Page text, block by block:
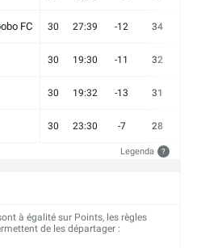
FC 30 27:39 -12 34
30 19:30 -11 32
30 19:32 -13 31
30 23:30 -7 28
Legenda ?
à égalité sur Points, les règles
de les départager :